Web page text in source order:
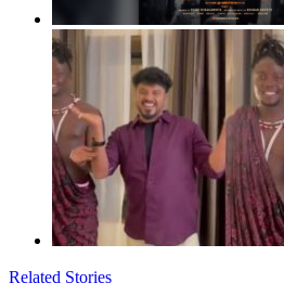
Related Stories